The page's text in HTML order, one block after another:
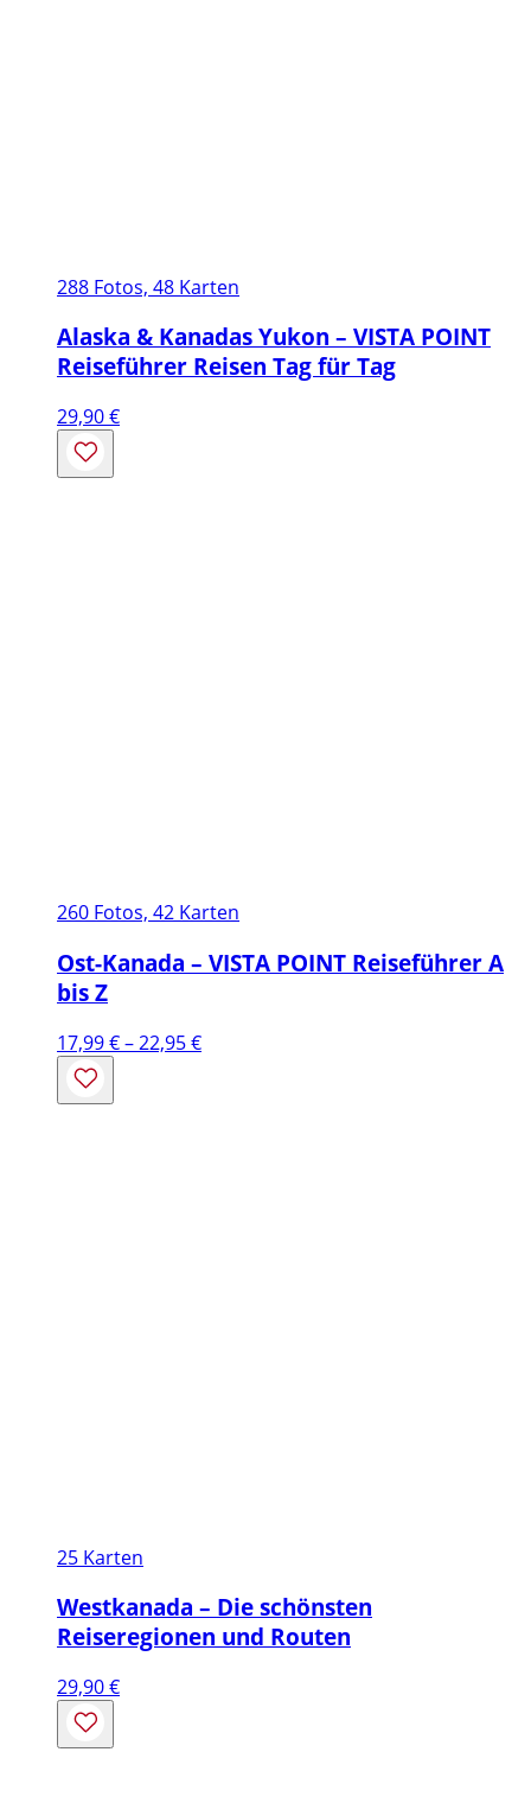
288 Fotos, 48 Karten
Alaska & Kanadas Yukon – VISTA POINT
Reiseführer Reisen Tag für Tag
29,90€
260 Fotos, 42 Karten
Ost-Kanada – VISTA POINT Reiseführer A
bis Z
17,99€–22,95€Preisspanne:
25 Karten
Westkanada – Die schönsten
Reiseregionen und Routen
29,90€